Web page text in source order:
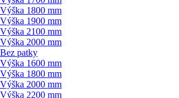
Výška 1800 mm
Výška 1900 mm
Výška 2100 mm
Výška 2000 mm
Bez patky
Výška 1600 mm
Výška 1800 mm
Výška 2000 mm
Výška 2200 mm